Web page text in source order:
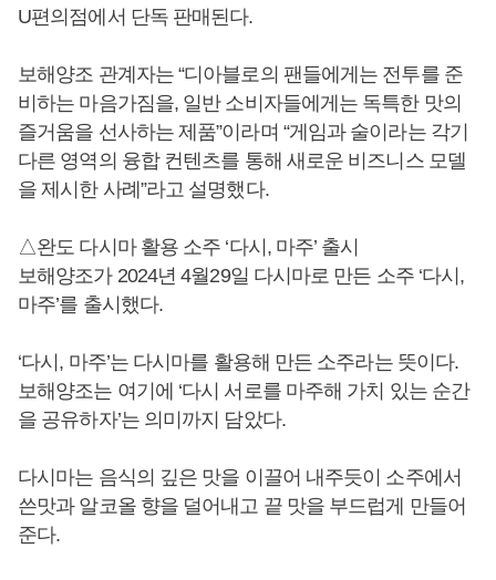
U편의점에서 단독 판매된다.
보해양조 관계자는 “디아블로의 팬들에게는 전투를 준
비하는 마음가짐을, 일반 소비자들에게는 독특한 맛의
즐거움을 선사하는 제품”이라며 “게임과 술이라는 각기
다른 영역의 융합 컨텐츠를 통해 새로운 비즈니스 모델
을 제시한 사례”라고 설명했다.
△완도 다시마 활용 소주 ‘다시, 마주’ 출시
보해양조가 2024년 4월29일 다시마로 만든 소주 ‘다시,
마주’를 출시했다.
‘다시, 마주’는 다시마를 활용해 만든 소주라는 뜻이다.
보해양조는 여기에 ‘다시 서로를 마주해 가치 있는 순간
을 공유하자’는 의미까지 담았다.
다시마는 음식의 깊은 맛을 이끌어 내주듯이 소주에서
쓴맛과 알코올 향을 덜어내고 끝 맛을 부드럽게 만들어
준다.